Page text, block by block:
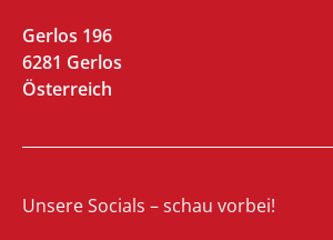
Gerlos 196
6281 Gerlos
Österreich
Unsere Socials – schau vorbei!